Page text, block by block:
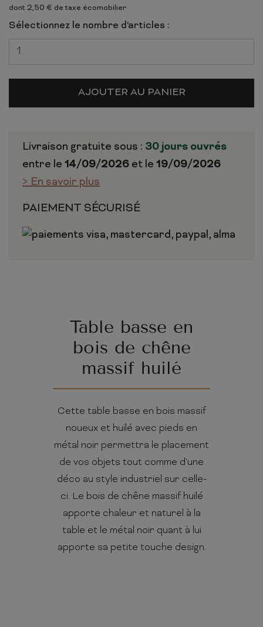
dont 2,50 € de taxe écomobilier
Sélectionnez le nombre d'articles :
AJOUTER AU PANIER
Livraison gratuite sous : 30 jours ouvrés
entre le 14/09/2026 et le 19/09/2026
> En savoir plus
PAIEMENT SÉCURISÉ
Table basse en
bois de chêne
massif huilé
Cette table basse en bois massif
noueux et huilé avec pieds en
métal noir permettra le placement
de vos objets tout comme d'une
déco au style industriel sur celle-
ci. Le bois de chêne massif huilé
apporte chaleur et naturel à la
table et le métal noir quant à lui
apporte sa petite touche design.